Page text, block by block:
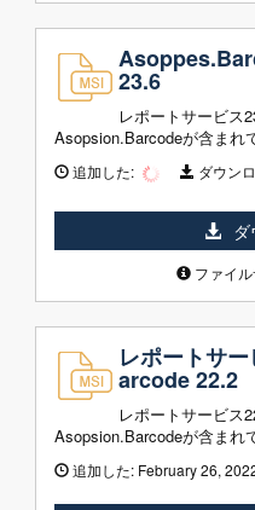
23.6
レポートサービス
Asopsion.Barcodeが含まれ
追加した: ダウン
ファイ
レポートサ
arcode 22.2
レポートサービス
Asopsion.Barcodeが含まれ
追加した: February 26,